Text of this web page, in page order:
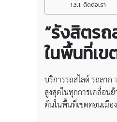
ติดต่อเรา
“รังสิตร
ในพื้นที่เข
บริการรถสไลด์ รถลาก
สูงสุดในทุกการเคลื่อน
ต้นในพื้นที่เขตดอนเมือ